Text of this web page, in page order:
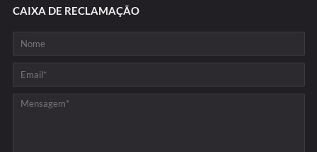
CAIXA DE RECLAMAÇÃO